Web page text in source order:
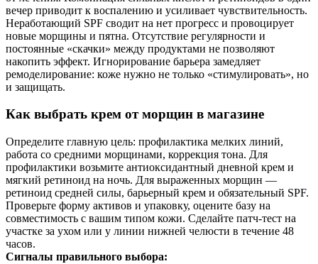
вечер приводит к воспалению и усиливает чувствительность.
Неработающий SPF сводит на нет прогресс и провоцирует
новые морщины и пятна. Отсутствие регулярности и
постоянные «скачки» между продуктами не позволяют
накопить эффект. Игнорирование барьера замедляет
ремоделирование: коже нужно не только «стимулировать», но
и защищать.
Как выбрать крем от морщин в магазине
Определите главную цель: профилактика мелких линий,
работа со средними морщинами, коррекция тона. Для
профилактики возьмите антиоксидантный дневной крем и
мягкий ретиноид на ночь. Для выраженных морщин —
ретиноид средней силы, барьерный крем и обязательный SPF.
Проверьте форму активов и упаковку, оцените базу на
совместимость с вашим типом кожи. Сделайте патч‑тест на
участке за ухом или у линии нижней челюсти в течение 48
часов.
Сигналы правильного выбора: